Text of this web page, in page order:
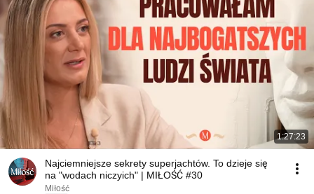
1:27:23
Najciemniejsze sekrety superjachtów. To dzieje się
na "wodach niczyich" | MIŁOŚĆ #30
Miłość